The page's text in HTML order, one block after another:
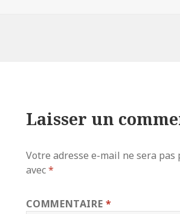
Laisser un
Votre adresse e-mail ne sera pas
avec*
COMMENTAIRE*